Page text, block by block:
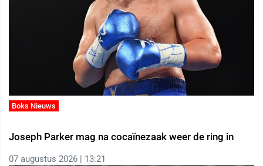
Boks Nieuws
Joseph Parker mag na cocaïnezaak weer de ring in
07 augustus 2026 | 13:21